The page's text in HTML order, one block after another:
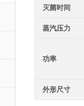
灭菌时间
蒸汽压力
功率
外形尺寸